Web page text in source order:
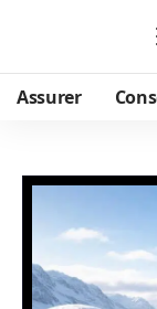
Assurer